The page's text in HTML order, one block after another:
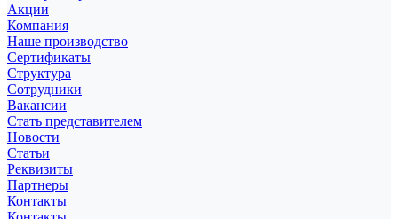
Акции
Компания
Наше производство
Сертификаты
Структура
Сотрудники
Вакансии
Стать представителем
Новости
Статьи
Реквизиты
Партнеры
Контакты